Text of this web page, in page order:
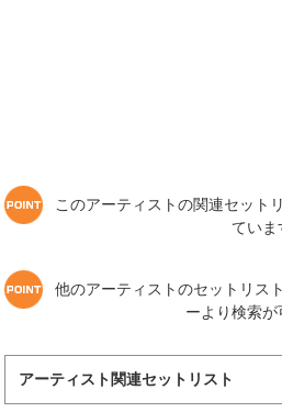
このアーティストの関連セット
ていま
他のアーティストのセットリス
ーより検索が
アーティスト関連セットリスト